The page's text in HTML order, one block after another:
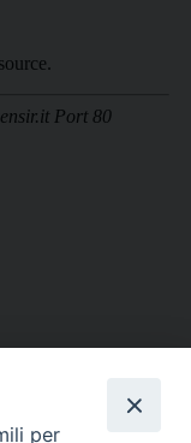
ALBANO
per